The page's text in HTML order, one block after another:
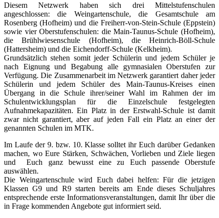
Diesem Netzwerk haben sich drei Mittelstufenschulen
angeschlossen: die Weingartenschule, die Gesamtschule am
Rosenberg (Hofheim) und die Freiherr-von-Stein-Schule (Eppstein)
sowie vier Oberstufenschulen: die Main-Taunus-Schule (Hofheim),
die Brühlwiesenschule (Hofheim), die Heinrich-Böll-Schule
(Hattersheim) und die Eichendorff-Schule (Kelkheim).
Grundsätzlich stehen somit jeder Schülerin und jedem Schüler je
nach Eignung und Begabung alle gymnasialen Oberstufen zur
Verfügung. Die Zusammenarbeit im Netzwerk garantiert daher jeder
Schülerin und jedem Schüler des Main-Taunus-Kreises einen
Übergang in die Schule ihrer/seiner Wahl im Rahmen der im
Schulentwicklungsplan für die Einzelschule festgelegten
Aufnahmekapazitäten. Ein Platz in der Erstwahl-Schule ist damit
zwar nicht garantiert, aber auf jeden Fall ein Platz an einer der
genannten Schulen im MTK.
Im Laufe der 9. bzw. 10. Klasse solltet ihr Euch darüber Gedanken
machen, wo Eure Stärken, Schwächen, Vorlieben und Ziele liegen
und Euch ganz bewusst eine zu Euch passende Oberstufe
auswählen.
Die Weingartenschule wird Euch dabei helfen: Für die jetzigen
Klassen G9 und R9 starten bereits am Ende dieses Schuljahres
entsprechende erste Informationsveranstaltungen, damit Ihr über die
in Frage kommenden Angebote gut informiert seid.